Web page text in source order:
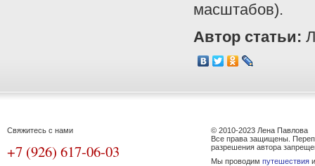
масштабов).
Автор статьи:
Свяжитесь с нами
+7 (926) 617-06-03
© 2010-2023 Лена Павлова
Все права защищены.
разрешения автора
Мы проводим путешествия